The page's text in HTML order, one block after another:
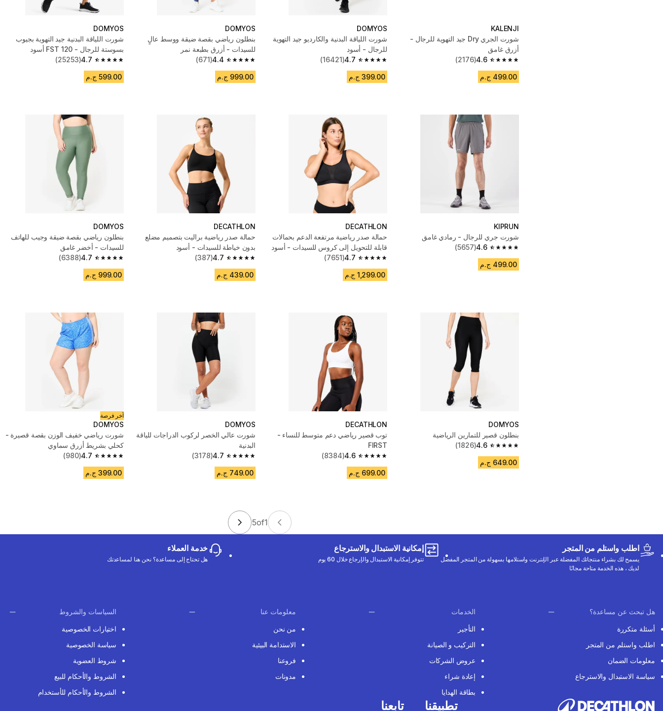
KALENJI
شورت الجري Dry جيد التهوية للرجال -
أزرق غامق
4.6
4.6 out of 5 stars from 2176 reviews
(2176)
499.00 ج.م
DOMYOS
شورت اللياقة البدنية والكارديو جيد التهوية
للرجال - أسود
4.7
4.7 out of 5 stars from 16421 reviews
(16421)
399.00 ج.م
DOMYOS
بنطلون رياضي بقصة ضيقة ووسط عالٍ
للسيدات - أزرق بطبعة نمر
4.4
4.4 out of 5 stars from 671 reviews
(671)
999.00 ج.م
DOMYOS
شورت اللياقة البدنية جيد التهوية بجيوب
بسوستة للرجال - FST 120 أسود
4.7
4.7 out of 5 stars from 25253 reviews
(25253)
599.00 ج.م
KIPRUN
شورت جري للرجال - رمادي غامق
4.6
4.6 out of 5 stars from 5657 reviews
(5657)
499.00 ج.م
DECATHLON
حمالة صدر رياضية مرتفعة الدعم بحمالات
قابلة للتحويل إلى كروس للسيدات - أسود
4.7
4.7 out of 5 stars from 7651 reviews
(7651)
1,299.00 ج.م
DECATHLON
حمالة صدر رياضية براليت بتصميم مضلع
بدون خياطة للسيدات - أسود
4.7
4.7 out of 5 stars from 387 reviews
(387)
439.00 ج.م
DOMYOS
بنطلون رياضي بقصة ضيقة وجيب للهاتف
للسيدات - أخضر غامق
4.7
4.7 out of 5 stars from 6388 reviews
(6388)
999.00 ج.م
DOMYOS
بنطلون قصير للتمارين الرياضية
4.6
4.6 out of 5 stars from 1826 reviews
(1826)
649.00 ج.م
DECATHLON
توب قصير رياضي دعم متوسط للنساء -
FIRST
4.6
4.6 out of 5 stars from 8384 reviews
(8384)
699.00 ج.م
DOMYOS
شورت عالي الخصر لركوب الدراجات للياقة
البدنية
4.7
4.7 out of 5 stars from 3178 reviews
(3178)
749.00 ج.م
آخر فرصة
DOMYOS
شورت رياضي خفيف الوزن بقصة قصيرة -
كحلي بشريط أزرق سماوي
4.7
4.7 out of 5 stars from 980 reviews
(980)
399.00 ج.م
1
of
5
اطلب واستلم من المتجر
يسمح لك بشراء منتجاتك المفضلة عبر الإنترنت واستلامها بسهولة من المتجر المفضل
لديك ، هذه الخدمة متاحة مجانًا
إمكانية الاستبدال والاسترجاع
تتوفر إمكانية الاستبدال والإرجاع خلال 60 يوم
خدمة العملاء
هل تحتاج إلى مساعدة؟ نحن هنا لمساعدتك
هل تبحث عن مساعدة؟
أسئلة متكررة
اطلب واستلم من المتجر
معلومات الضمان
سياسة الاستبدال والاسترجاع
الخدمات
التأجير
التركيب و الصيانة
عروض الشركات
إعادة شراء
بطاقة الهدايا
معلومات عنا
من نحن
الاستدامة البيئية
فروعنا
مدونات
السياسات والشروط
اختيارات الخصوصية
سياسة الخصوصية
شروط العضوية
الشروط والأحكام للبيع
الشروط والأحكام للأستخدام
تطبيقنا تابعنا